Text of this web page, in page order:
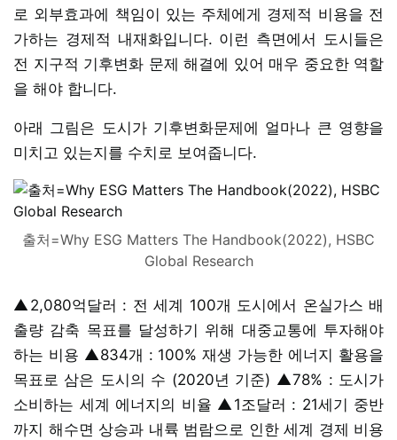
로 외부효과에 책임이 있는 주체에게 경제적 비용을 전
가하는 경제적 내재화입니다. 이런 측면에서 도시들은
전 지구적 기후변화 문제 해결에 있어 매우 중요한 역할
을 해야 합니다.
아래 그림은 도시가 기후변화문제에 얼마나 큰 영향을
미치고 있는지를 수치로 보여줍니다.
출처=Why ESG Matters The Handbook(2022), HSBC
Global Research
▲2,080억달러 : 전 세계 100개 도시에서 온실가스 배
출량 감축 목표를 달성하기 위해 대중교통에 투자해야
하는 비용 ▲834개 : 100% 재생 가능한 에너지 활용을
목표로 삼은 도시의 수 (2020년 기준) ▲78% : 도시가
소비하는 세계 에너지의 비율 ▲1조달러 : 21세기 중반
까지 해수면 상승과 내륙 범람으로 인한 세계 경제 비용